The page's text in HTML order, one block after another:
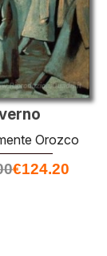
Orozco
€124.20